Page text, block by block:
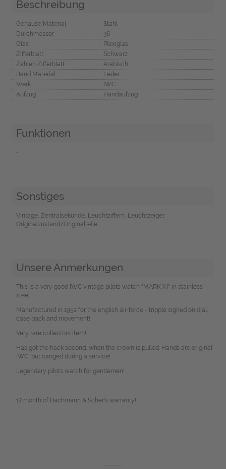
Beschreibung
Gehäuse Material
Stahl
Durchmesser
36
Glas
Plexiglas
Zifferblatt
Schwarz
Zahlen Zifferblatt
Arabisch
Band Material
Leder
Werk
IWC
Aufzug
Handaufzug
Funktionen
-
Sonstiges
Vintage, Zentralsekunde, Leuchtziffern, Leuchtzeiger,
Originalzustand/Originalteile
Unsere Anmerkungen
This is a very good IWC vintage pilots watch "MARK XI" in stainless
steel.
Manufactured in 1952 for the english air-force - tripple signed on dial,
case back and movement!
Very rare collectors item!
Has got the hack second, when the crown is pulled. Hands are original
IWC, but canged during a service!
Legendary pilots watch for gentlemen!
12 month of Bachmann & Scher's warranty!